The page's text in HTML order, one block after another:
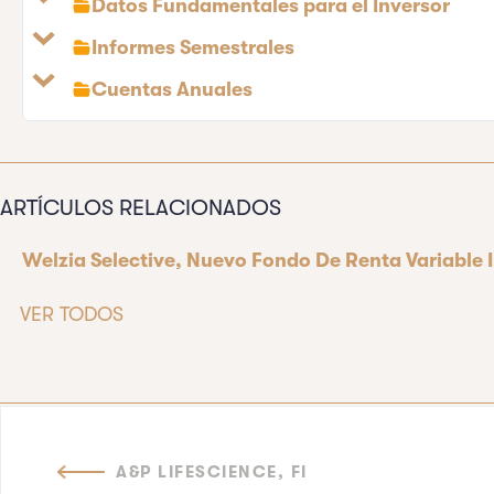
Datos Fundamentales para el Inversor
Informes Semestrales
Cuentas Anuales
ARTÍCULOS RELACIONADOS
Welzia Selective, Nuevo Fondo De Renta Variable
VER TODOS
A&P LIFESCIENCE, FI